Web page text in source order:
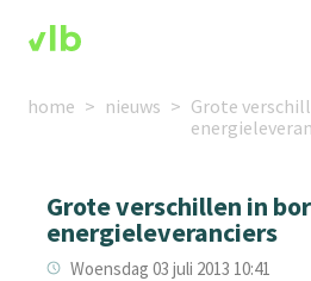
home nieuws
Grote
Grote verschillen in
energieleveranciers
Woensdag 03 juli 2013 10:41